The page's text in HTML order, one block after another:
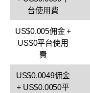
台使用費
US$0.005佣金 +
US$0平台使用
費
US$0.0049佣金
+ US$0.0050平